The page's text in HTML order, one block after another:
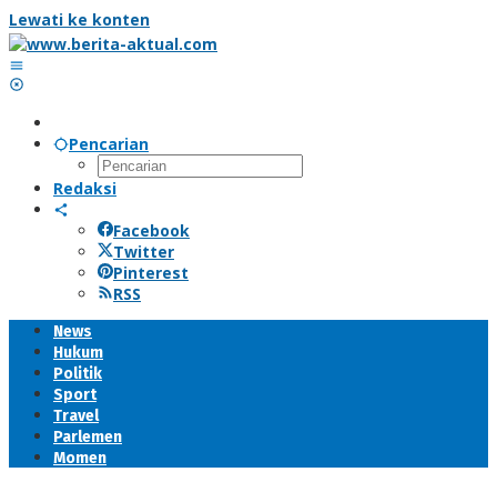
Lewati ke konten
Pencarian
Redaksi
Facebook
Twitter
Pinterest
RSS
News
Hukum
Politik
Sport
Travel
Parlemen
Momen